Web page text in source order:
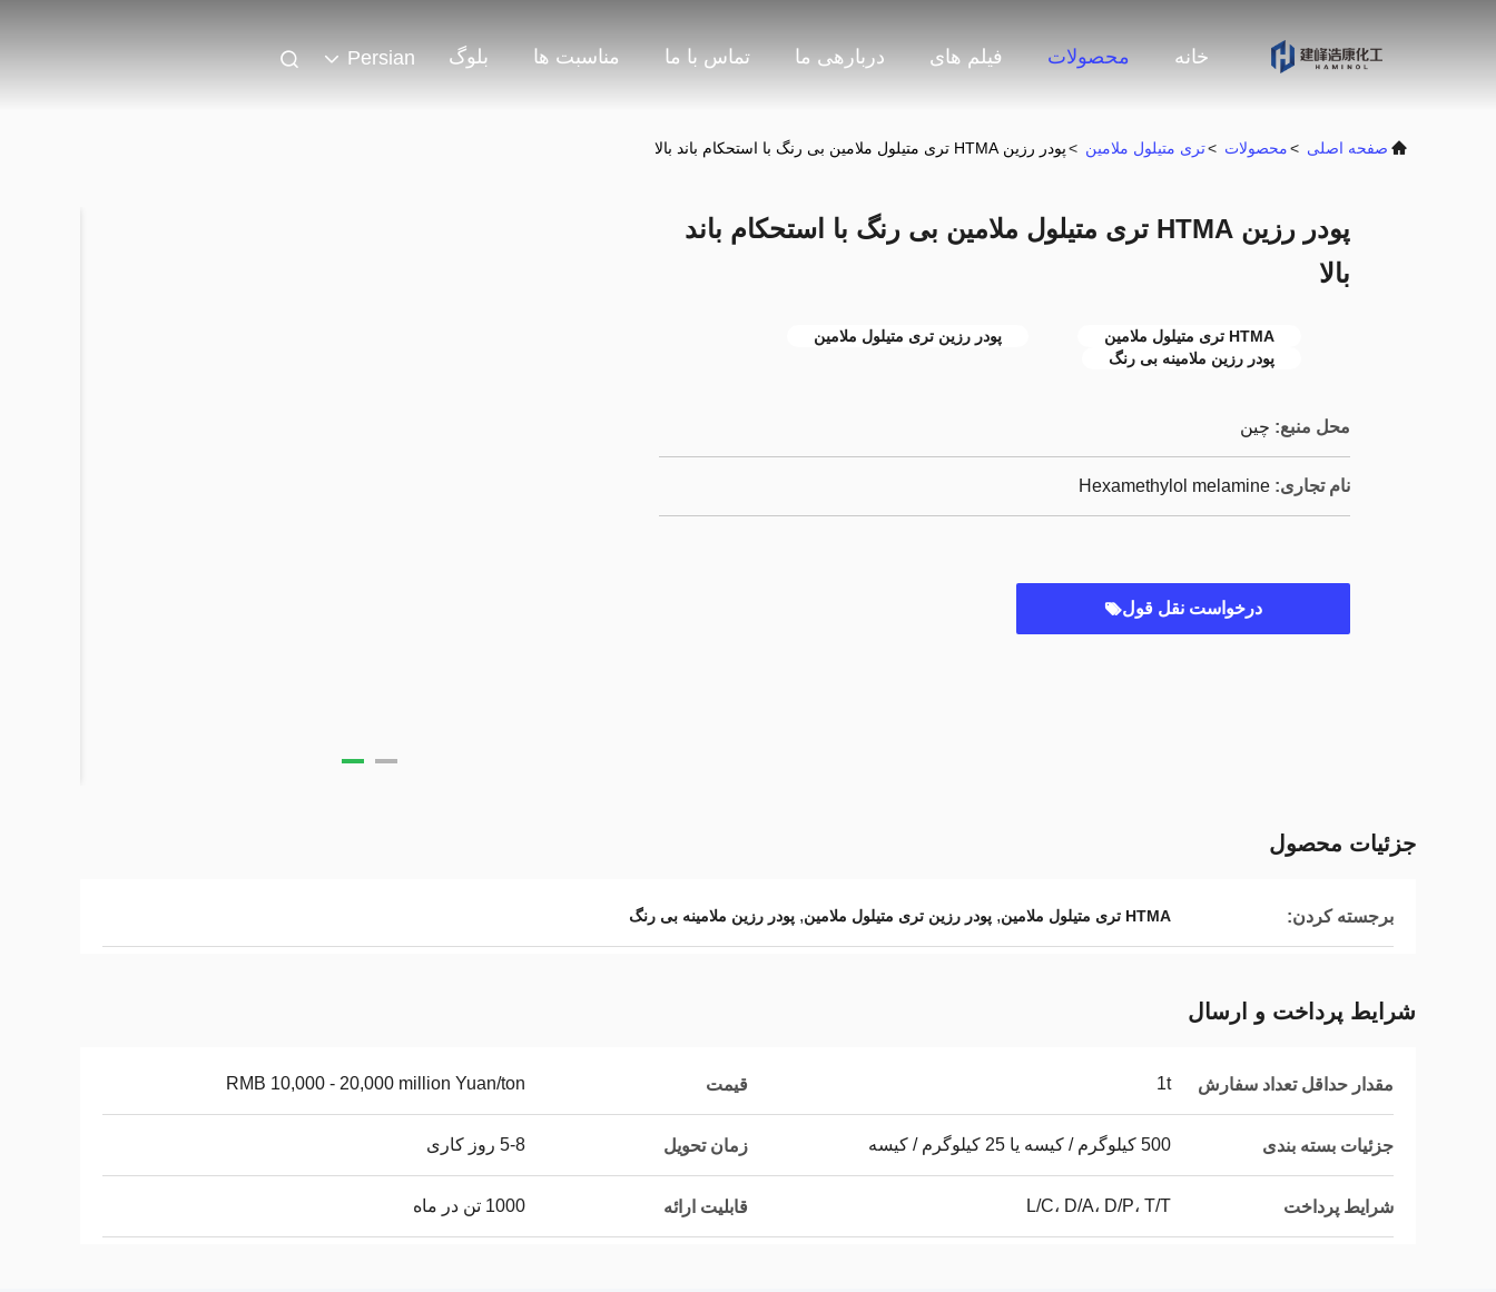
خانه محصولات فیلم های دربارهی ما تماس با ما مناسبت ها بلوگ Persian
صفحه اصلی >محصولات >تری متیلول ملامین >پودر رزین HTMA تری متیلول ملامین بی رنگ با استحکام باند بالا
پودر رزین HTMA تری متیلول ملامین بی رنگ با استحکام باند
بالا
HTMA تری متیلول ملامین
پودر رزین تری متیلول ملامین
پودر رزین ملامینه بی رنگ
محل منبع: چین
نام تجاری: Hexamethylol melamine
درخواست نقل قول
جزئیات محصول
برجسته کردن: HTMA تری متیلول ملامین , پودر رزین تری متیلول ملامین, پودر رزین ملامینه بی رنگ
شرایط پرداخت و ارسال
مقدار حداقل تعداد سفارش 1t قیمت RMB 10,000 - 20,000 million Yuan/ton
جزئیات بسته بندی 500 کیلوگرم / کیسه یا 25 کیلوگرم / کیسه زمان تحویل 5-8 روز کاری
شرایط پرداخت L/C، D/A، D/P، T/T قابلیت ارائه 1000 تن در ماه